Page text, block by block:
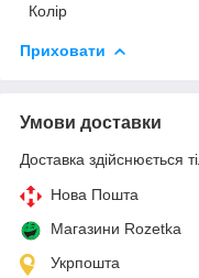
Колір
Приховати
Умови доставки
Доставка здійснюється
Нова Пошта
Магазини Rozetka
Укрпошта